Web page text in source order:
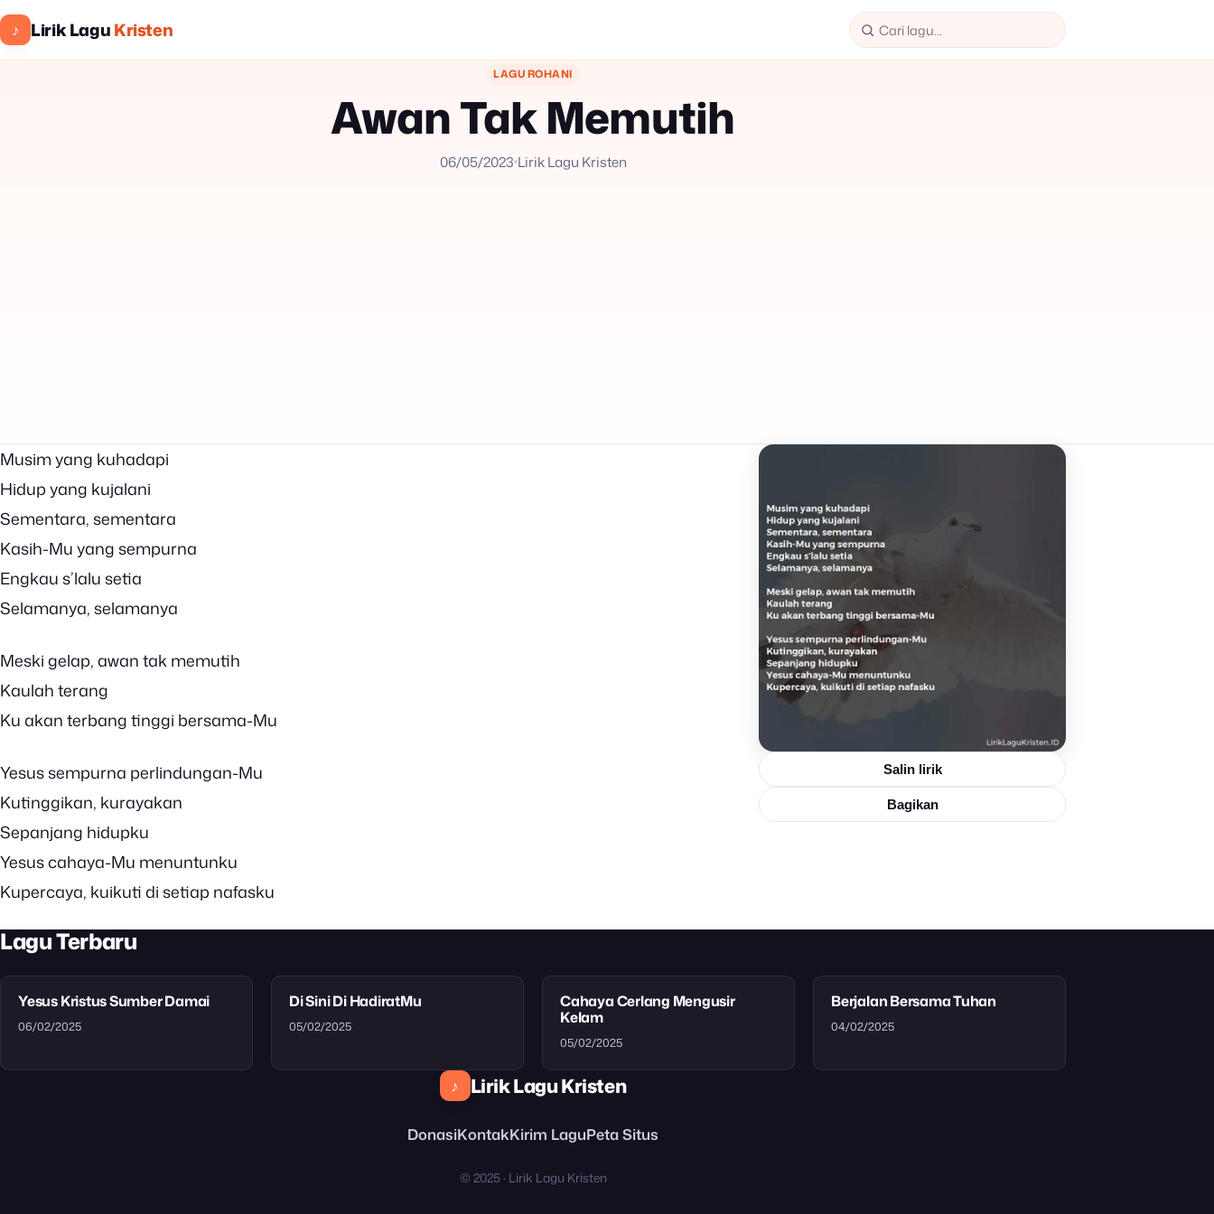
♪ Lirik LaguKristen
LAGU ROHANI
Awan Tak Memutih
06/05/2023 Lirik Lagu Kristen
Salin lirik
Bagikan
Musim yang kuhadapi
Hidup yang kujalani
Sementara, sementara
Kasih-Mu yang sempurna
Engkau s’lalu setia
Selamanya, selamanya
Meski gelap, awan tak memutih
Kaulah terang
Ku akan terbang tinggi bersama-Mu
Yesus sempurna perlindungan-Mu
Kutinggikan, kurayakan
Sepanjang hidupku
Yesus cahaya-Mu menuntunku
Kupercaya, kuikuti di setiap nafasku
Lagu Terbaru
Yesus Kristus Sumber Damai
06/02/2025
Di Sini Di HadiratMu
05/02/2025
Cahaya Cerlang Mengusir
Kelam
05/02/2025
Berjalan Bersama Tuhan
04/02/2025
♪ Lirik Lagu Kristen
DonasiKontakKirim LaguPeta Situs
© 2025 · Lirik Lagu Kristen